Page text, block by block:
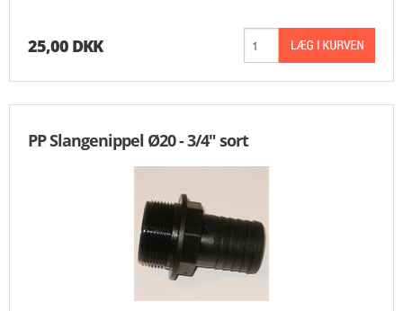
25,00 DKK
PP Slangenippel Ø20 - 3/4" sort